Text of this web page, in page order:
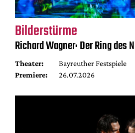
Bilderstürme
Richard Wagner: Der Ring des
Theater:
Bayreuther Festspiele
Premiere:
26.07.2026